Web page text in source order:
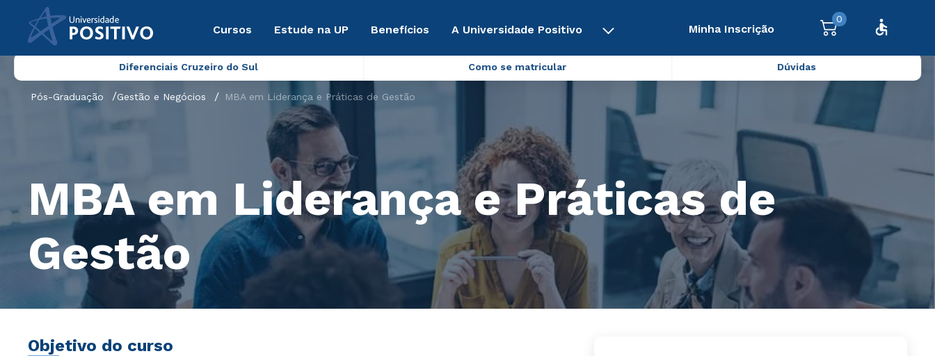
Cursos Estude na UP Benefícios A Universidade Positivo Minha Inscrição
0
Diferenciais Cruzeiro do Sul Como se matricular Dúvidas
Pós-Graduação Gestão e Negócios MBA em Liderança e Práticas de Gestão
MBA em Liderança e Práticas de
Gestão
Objetivo do curso